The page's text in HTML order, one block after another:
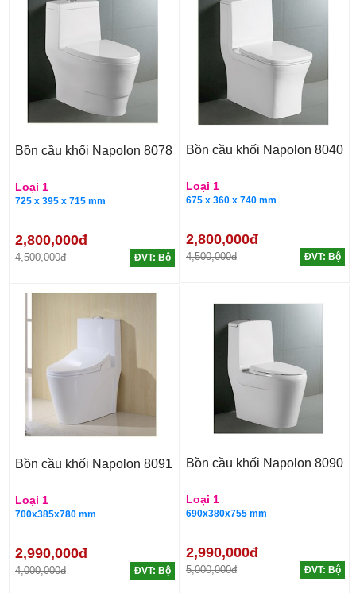
Bồn cầu khối Napolon 8078
Loại 1
725 x 395 x 715 mm
2,800,000đ
4,500,000đ ĐVT: Bộ
Bồn cầu khối Napolon 8040
Loại 1
675 x 360 x 740 mm
2,800,000đ
4,500,000đ ĐVT: Bộ
Bồn cầu khối Napolon 8091
Loại 1
700x385x780 mm
2,990,000đ
4,000,000đ ĐVT: Bộ
Bồn cầu khối Napolon 8090
Loại 1
690x380x755 mm
2,990,000đ
5,000,000đ ĐVT: Bộ